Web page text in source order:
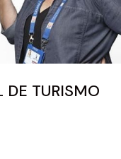
DE TURISMO